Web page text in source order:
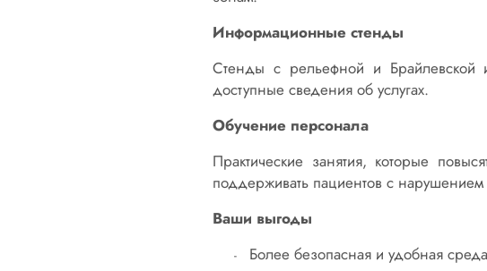
Информационные стенды
Стенды с рельефной и Брайлевской
доступные сведения об услугах.
Обучение персонала
Практические занятия, которые
поддерживать пациентов с
Ваши выгоды
- Более безопасная и удобная